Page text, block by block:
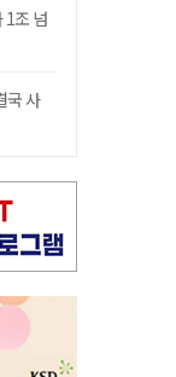
1조 넘
국 사